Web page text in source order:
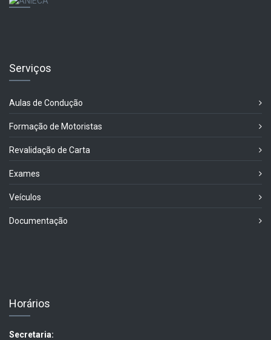
Serviços
Aulas de Condução
Formação de Motoristas
Revalidação de Carta
Exames
Veículos
Documentação
Horários
Secretaria: